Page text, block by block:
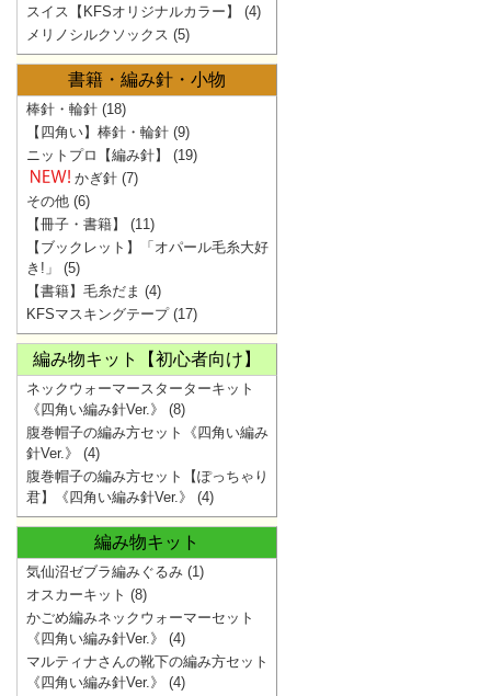
スイス【KFSオリジナルカラー】
(4)
メリノシルクソックス (5)
書籍・編み針・小物
棒針・輪針 (18)
【四角い】棒針・輪針 (9)
ニットプロ【編み針】
(19)
かぎ針 (7)
その他 (6)
【冊子・書籍】
(11)
【ブックレット】「オパール毛糸大好
き!」
(5)
【書籍】毛糸だま (4)
KFSマスキングテープ(17)
編み物キット【初心者向け】
ネックウォーマースターターキット
《四角い編み針Ver.》
(8)
腹巻帽子の編み方セット《四角い編み
針Ver.》
(4)
腹巻帽子の編み方セット【ぽっちゃり
君】《四角い編み針Ver.》
(4)
編み物キット
気仙沼ゼブラ編みぐるみ (1)
オスカーキット (8)
かごめ編みネックウォーマーセット
《四角い編み針Ver.》
(4)
マルティナさんの靴下の編み方セット
《四角い編み針Ver.》
(4)